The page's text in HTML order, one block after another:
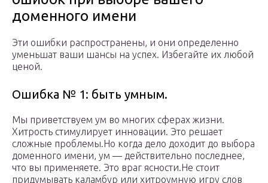
доменного имени
Эти ошибки распространены, и они определенно
уменьшат ваши шансы на успех. Избегайте их любой
ценой.
Ошибка № 1: быть умным.
Мы приветствуем ум во многих сферах жизни.
Хитрость стимулирует инновации. Это решает
сложные проблемы.Но когда дело доходит до выбора
доменного имени, ум — действительно последнее,
что вы применяете. Это враг ясности.Не стоит
придумывать каламбур или хитроумную игру слов